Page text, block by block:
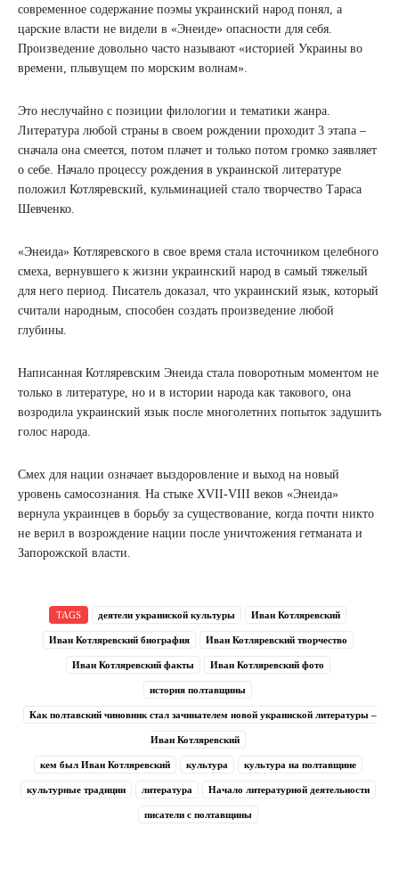
современное содержание поэмы украинский народ понял, а
царские власти не видели в «Энеиде» опасности для себя.
Произведение довольно часто называют «историей Украины во
времени, плывущем по морским волнам».
Это неслучайно с позиции филологии и тематики жанра.
Литература любой страны в своем рождении проходит 3 этапа –
сначала она смеется, потом плачет и только потом громко заявляет
о себе. Начало процессу рождения в украинской литературе
положил Котляревский, кульминацией стало творчество Тараса
Шевченко.
«Энеида» Котляревского в свое время стала источником целебного
смеха, вернувшего к жизни украинский народ в самый тяжелый
для него период. Писатель доказал, что украинский язык, который
считали народным, способен создать произведение любой
глубины.
Написанная Котляревским Энеида стала поворотным моментом не
только в литературе, но и в истории народа как такового, она
возродила украинский язык после многолетних попыток задушить
голос народа.
Смех для нации означает выздоровление и выход на новый
уровень самосознания. На стыке XVII-VIII веков «Энеида»
вернула украинцев в борьбу за существование, когда почти никто
не верил в возрождение нации после уничтожения гетманата и
Запорожской власти.
TAGS деятели украинской культуры Иван Котляревский
Иван Котляревский биография Иван Котляревский творчество
Иван Котляревский факты Иван Котляревский фото
история полтавщины
Как полтавский чиновник стал зачинателем новой украинской литературы –
Иван Котляревский
кем был Иван Котляревский культура культура на полтавщине
культурные традиции литература Начало литературной деятельности
писатели с полтавщины